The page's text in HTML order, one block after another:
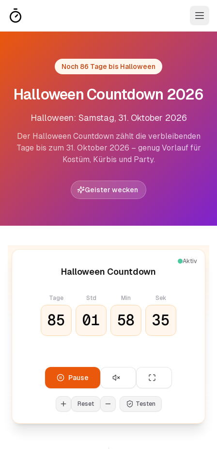
Noch 86 Tage bis Halloween
Halloween Countdown 2026
Halloween: Samstag, 31. Oktober 2026
Der Halloween Countdown zählt die verbleibenden
Tage bis zum 31. Oktober 2026 – genug Vorlauf für
Kostüm, Kürbis und Party.
Geister wecken
Aktiv
Halloween Countdown
Tage
85
Std
01
Min
58
Sek
35
Pause
Reset Testen